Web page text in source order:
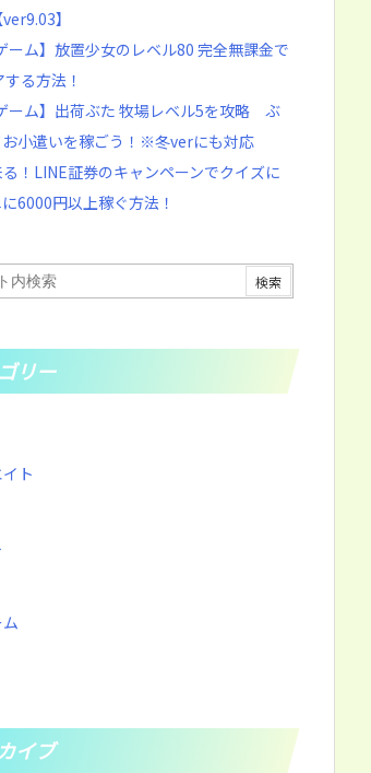
】
ーム】放置少女のレベル80 完全無課金で
る方法！
ーム】出荷ぶた 牧場レベル5を攻略 ぶ
お小遣いを稼ごう！※冬verにも対応
！LINE証券のキャンペーンでクイズに
6000円以上稼ぐ方法！
リー
ト
イブ